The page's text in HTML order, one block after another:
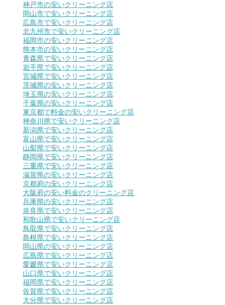
神戸市の安いクリーニング店
岡山市で安いクリーニング店
広島市で安いクリーニング店
北九州市で安いクリーニング店
福岡市の安いクリーニング店
熊本市の安いクリーニング店
青森県で安いクリーニング店
岩手県で安いクリーニング店
宮城県で安いクリーニング店
茨城県の安いクリーニング店
埼玉県の安いクリーニング店
千葉県の安いクリーニング店
東京都で料金の安いクリーニング店
神奈川県で安いクリーニング店
新潟県で安いクリーニング店
富山県で安いクリーニング店
山梨県で安いクリーニング店
静岡県で安いクリーニング店
三重県で安いクリーニング店
滋賀県の安いクリーニング店
京都府の安いクリーニング店
大阪府の安い料金のクリーニング店
兵庫県の安いクリーニング店
奈良県で安いクリーニング店
和歌山県で安いクリーニング店
鳥取県で安いクリーニング店
島根県で安いクリーニング店
岡山県の安いクリーニング店
広島県で安いクリーニング店
愛媛県で安いクリーニング店
山口県で安いクリーニング店
福岡県で安いクリーニング店
佐賀県で安いクリーニング店
大分県で安いクリーニング店